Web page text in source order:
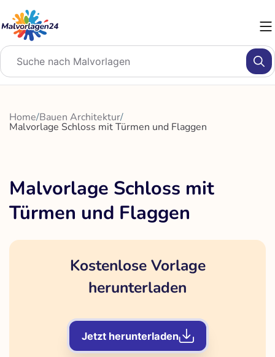
Inhalt
springen
Home/Bauen Architektur/
Malvorlage Schloss mit Türmen und Flaggen
Malvorlage Schloss mit
Türmen und Flaggen
Kostenlose Vorlage
herunterladen
Jetzt herunterladen